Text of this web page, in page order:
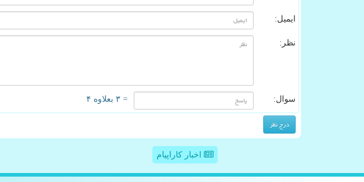
ایمیل:
نظر:
سوال: = ۳ بعلاوه ۴
اخبار کاراپیام